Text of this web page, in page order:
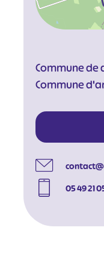
Commune de
Commune
05 49 21
#
#